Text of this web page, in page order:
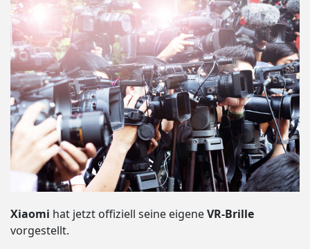
Xiaomi hat jetzt offiziell seine eigeneVR-Brille
vorgestellt.